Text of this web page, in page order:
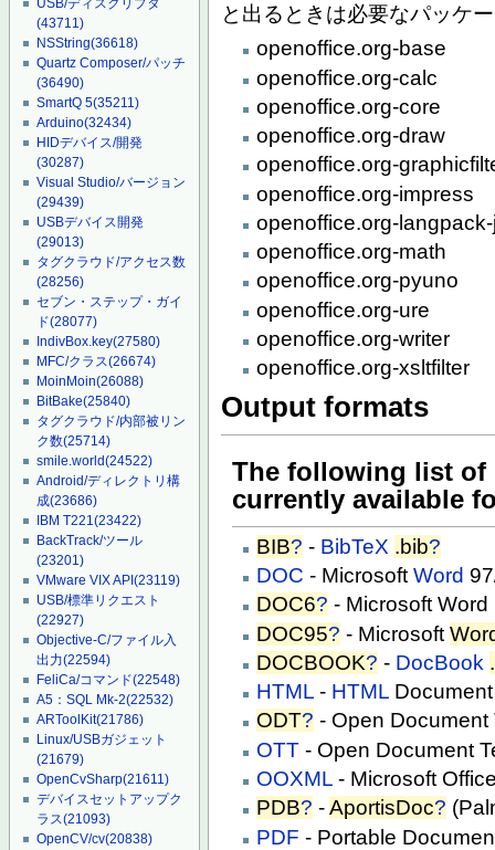
USB/ディスクリプタ
(43711)
NSString(36618)
Quartz Composer/パッチ
(36490)
SmartQ 5(35211)
Arduino(32434)
HIDデバイス/開発
(30287)
Visual Studio/バージョン
(29439)
USBデバイス開発
(29013)
タグクラウド/アクセス数
(28256)
セブン・ステップ・ガイ
ド(28077)
IndivBox.key(27580)
MFC/クラス(26674)
MoinMoin(26088)
BitBake(25840)
タグクラウド/内部被リン
ク数(25714)
smile.world(24522)
Android/ディレクトリ構
成(23686)
IBM T221(23422)
BackTrack/ツール
(23201)
VMware VIX API(23119)
USB/標準リクエスト
(22927)
Objective-C/ファイル入
出力(22594)
FeliCa/コマンド(22548)
A5：SQL Mk-2(22532)
ARToolKit(21786)
Linux/USBガジェット
(21679)
OpenCvSharp(21611)
デバイスセットアップク
ラス(21093)
OpenCV/cv(20838)
と出るときは必要なパッケ
openoffice.org-base
openoffice.org-calc
openoffice.org-core
openoffice.org-draw
openoffice.org-
openoffice.org-impress
openoffice.org-
openoffice.org-math
openoffice.org-pyuno
openoffice.org-ure
openoffice.org-writer
openoffice.org-xsltfilter
Output formats
The following list of
currently available
BIB? - BibTeX .bib?
DOC - MicrosoftWord
DOC6? - Microsoft
DOC95? - Microsoft
DOCBOOK? - DocBook
HTML - HTML
ODT? - Open
OTT - Open Document
OOXML - Microsoft
PDB? -AportisDoc?
PDF - Portable